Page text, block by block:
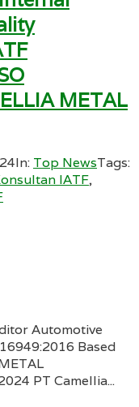
METAL
In: Top NewsTags:
IATF,
Automotive
Based
PT Camellia...